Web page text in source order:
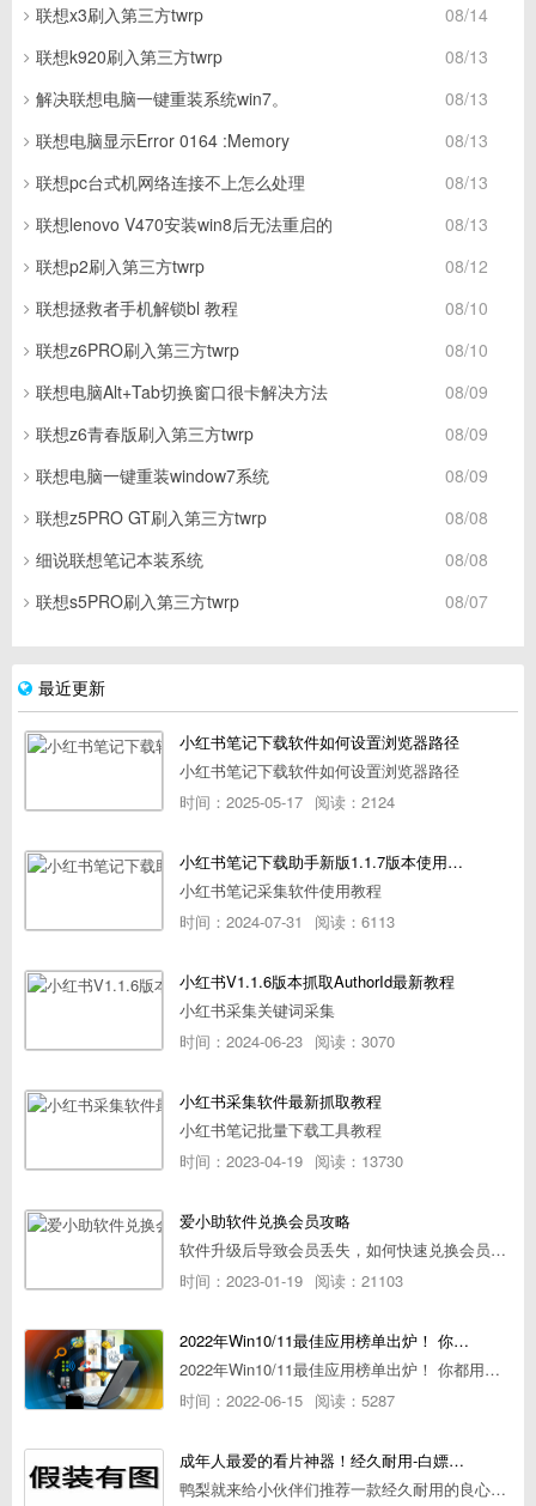
08/14
联想x3刷入第三方twrp
08/13
联想k920刷入第三方twrp
08/13
解决联想电脑一键重装系统win7。
08/13
联想电脑显示Error 0164 :Memory
08/13
联想pc台式机网络连接不上怎么处理
08/13
联想lenovo V470安装win8后无法重启的
08/12
联想p2刷入第三方twrp
08/10
联想拯救者手机解锁bl 教程
08/10
联想z6PRO刷入第三方twrp
08/09
联想电脑Alt+Tab切换窗口很卡解决方法
08/09
联想z6青春版刷入第三方twrp
08/09
联想电脑一键重装window7系统
08/08
联想z5PRO GT刷入第三方twrp
08/08
细说联想笔记本装系统
08/07
联想s5PRO刷入第三方twrp
最近更新
小红书笔记下载软件如何设置浏览器路径
小红书笔记下载软件如何设置浏览器路径
时间：2025-05-17 阅读：2124
小红书笔记下载助手新版1.1.7版本使用教程
小红书笔记采集软件使用教程
时间：2024-07-31
阅读：6113
小红书V1.1.6版本抓取AuthorId最新教程
小红书采集关键词采集
时间：2024-06-23 阅读：3070
小红书采集软件最新抓取教程
小红书笔记批量下载工具教程
时间：2023-04-19 阅读：13730
爱小助软件兑换会员攻略
软件升级后导致会员丢失，如何快速兑换会员详细攻略
时间：2023-01-19 阅读：21103
2022年Win10/11最佳应用榜单出炉！ 你都用过几个？
2022年Win10/11最佳应用榜单出炉！ 你都用过几个？
时间：2022-06-15 阅读：5287
成年人最爱的看片神器！经久耐用-白嫖全网资源
鸭梨就来给小伙伴们推荐一款经久耐用的良心播放器，资源齐全无广告，可以放心使用~